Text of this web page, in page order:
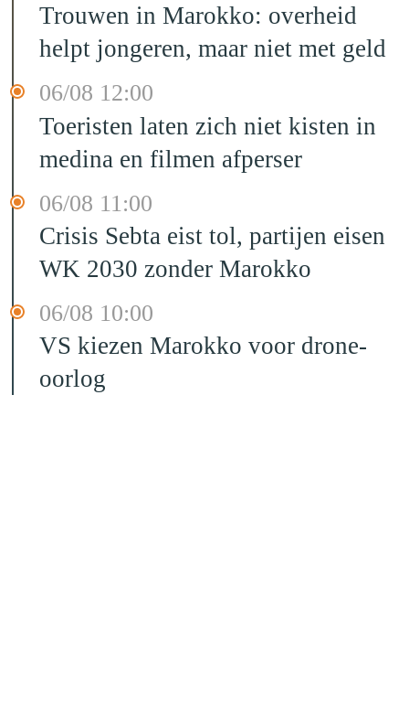
Trouwen in Marokko: overheid
helpt jongeren, maar niet met geld
06/08 12:00
Toeristen laten zich niet kisten in
medina en filmen afperser
06/08 11:00
Crisis Sebta eist tol, partijen eisen
WK 2030 zonder Marokko
06/08 10:00
VS kiezen Marokko voor drone-
oorlog